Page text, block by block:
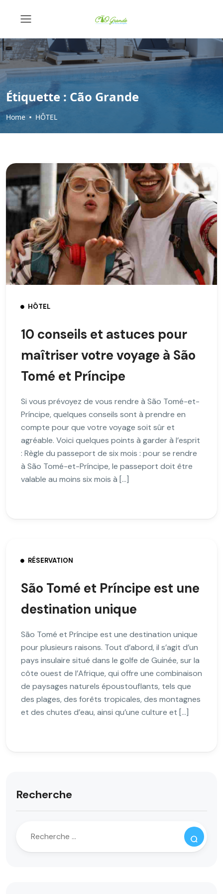
Étiquette : Cão Grande
Home HÔTEL
HÔTEL
10 conseils et astuces pour
maîtriser votre voyage à São
Tomé et Príncipe
Si vous prévoyez de vous rendre à São Tomé-et-
Príncipe, quelques conseils sont à prendre en
compte pour que votre voyage soit sûr et
agréable. Voici quelques points à garder à l’esprit
: Règle du passeport de six mois : pour se rendre
à São Tomé-et-Príncipe, le passeport doit être
valable au moins six mois à […]
RÉSERVATION
São Tomé et Príncipe est une
destination unique
São Tomé et Príncipe est une destination unique
pour plusieurs raisons. Tout d’abord, il s’agit d’un
pays insulaire situé dans le golfe de Guinée, sur la
côte ouest de l’Afrique, qui offre une combinaison
de paysages naturels époustouflants, tels que
des plages, des forêts tropicales, des montagnes
et des chutes d’eau, ainsi qu’une culture et […]
Recherche